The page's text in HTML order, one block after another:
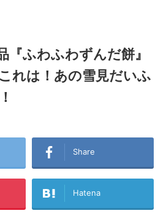
『ふわふわずんだ餅』
れは！あの雪見だいふ
Share
Hatena